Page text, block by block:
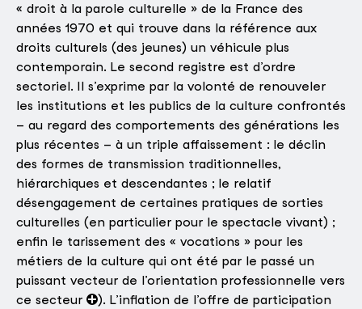
« droit à la parole culturelle » de la France des
années 1970 et qui trouve dans la référence aux
droits culturels (des jeunes) un véhicule plus
contemporain. Le second registre est d’ordre
sectoriel. Il s’exprime par la volonté de renouveler
les institutions et les publics de la culture confrontés
– au regard des comportements des générations les
plus récentes – à un triple affaissement : le déclin
des formes de transmission traditionnelles,
hiérarchiques et descendantes ; le relatif
désengagement de certaines pratiques de sorties
culturelles (en particulier pour le spectacle vivant) ;
enfin le tarissement des « vocations » pour les
métiers de la culture qui ont été par le passé un
puissant vecteur de l’orientation professionnelle vers
ce secteur
). L’inflation de l’offre de participation